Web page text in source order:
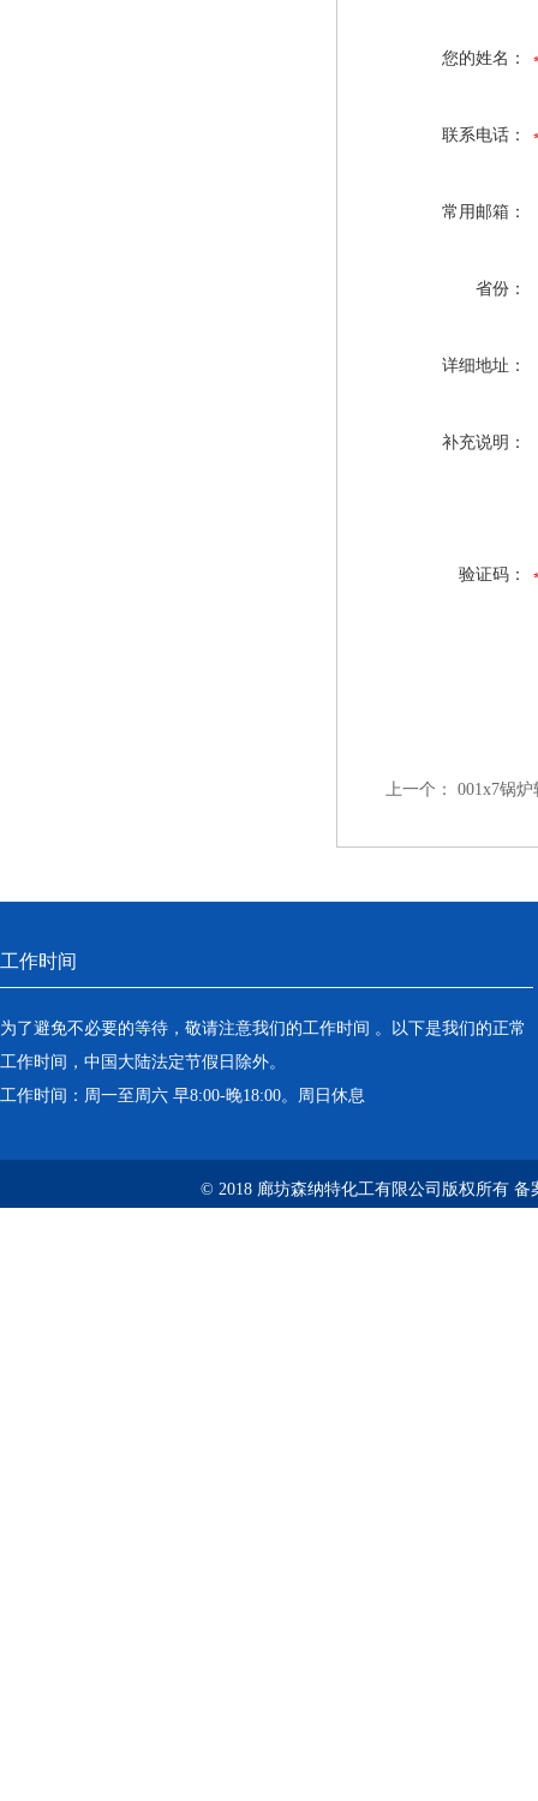
您的姓名：
联系电话：
常用邮箱：
省份：
详细地址：
补充说明：
验证码：
上一个： 001x7锅
工作时间
为了避免不必要的等待，敬请注意我们的工作时间 。以下是我们的正常
工作时间，中国大陆法定节假日除外。
工作时间：周一至周六 早8:00-晚18:00。周日休息
© 2018 廊坊森纳特化工有限公司版权所有 备